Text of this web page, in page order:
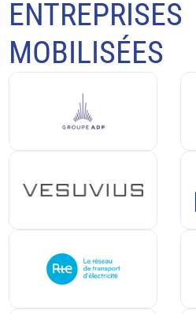
ENTREPRISES
MOBILISÉES